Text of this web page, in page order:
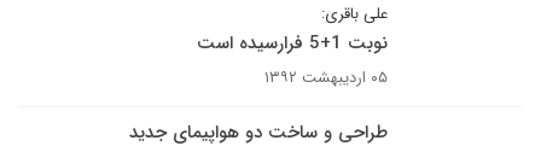
علی باقری:
نوبت 1+5 فرارسیده است
۰۵ اردیبهشت ۱۳۹۲
طراحی و ساخت دو هواپیمای جدید